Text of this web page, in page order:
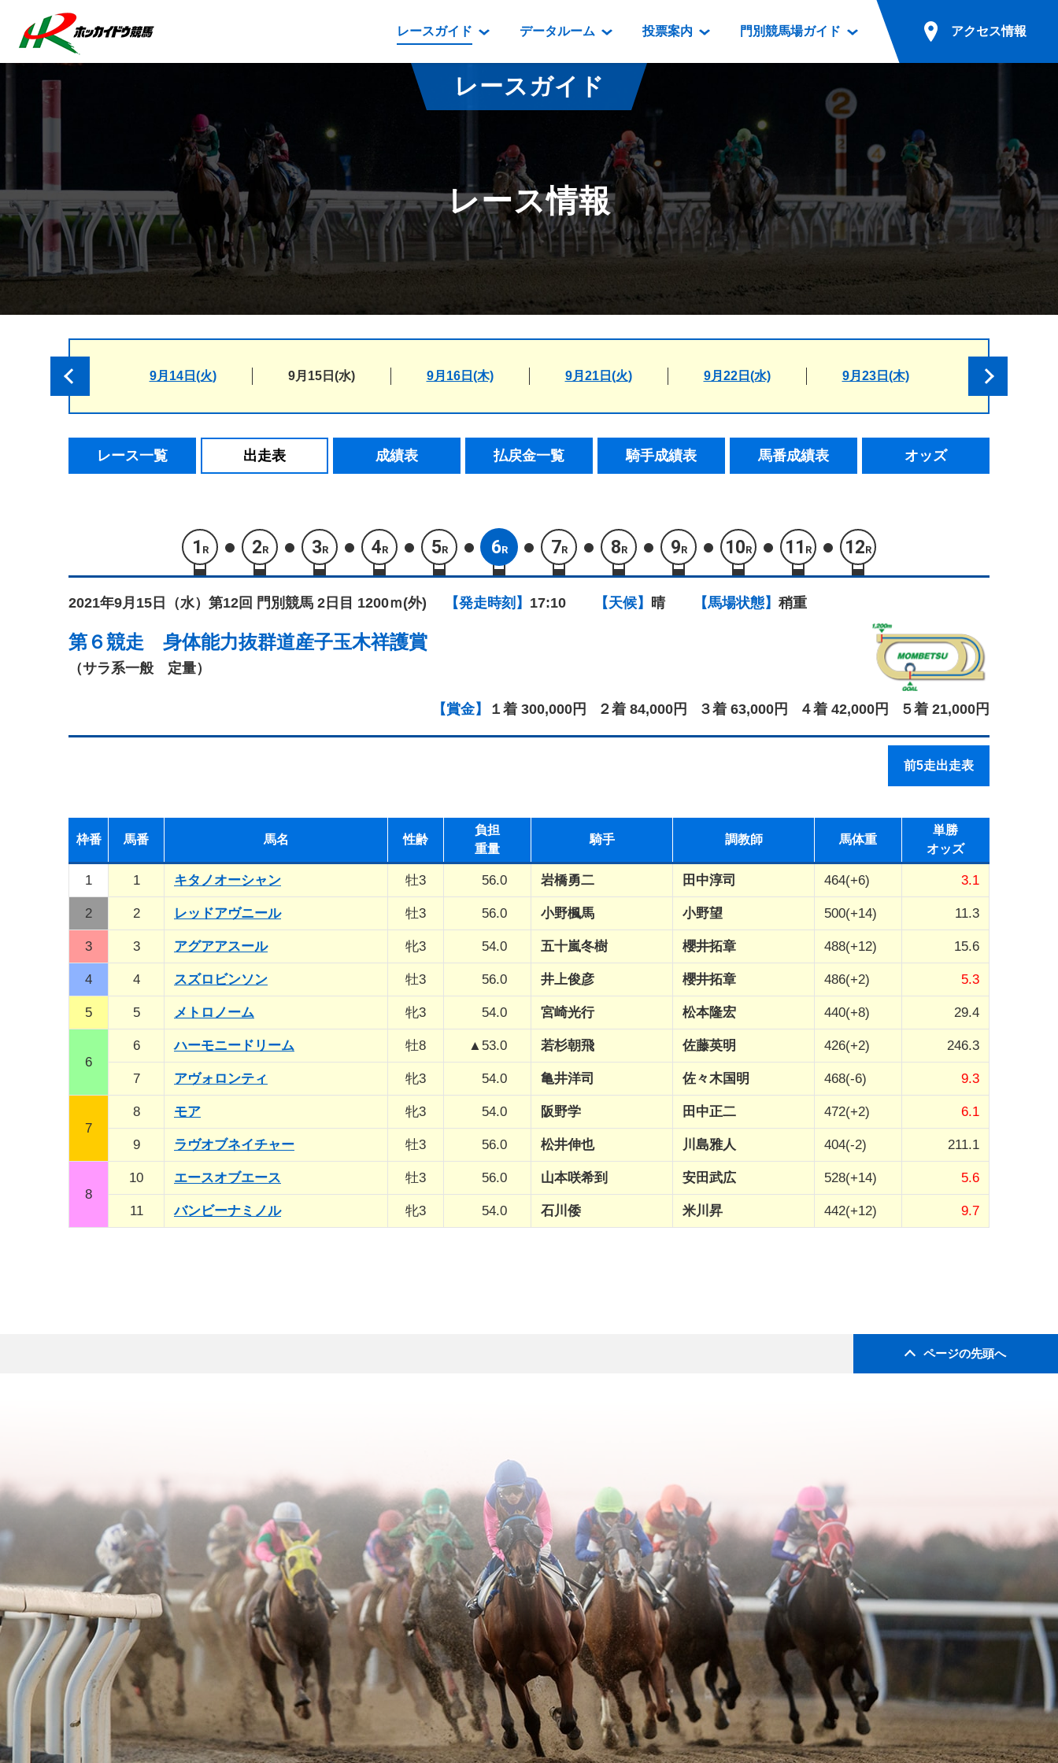
レースガイド
レース情報
払戻金一覧
騎手成績表
馬番成績表
オッズ
番組・級別表ダウンロード
開催カレンダー
重賞競走体系図
スタリオンシリーズ競走
道内の発売情報(PDF)
データルーム
データルーム
騎手・調教師紹介
坂路調教映像
遠征馬情報
番組編成要領
映像コンテンツ
重賞競走VTR
重賞競走参考VTR
レースダイジェスト
新馬ダイジェスト
投票案内
電話・インターネット投票
場外発売所
実況・テレホンサービス
発売・払戻
門別競馬場ガイド
門別競馬場情報
門別競馬場グルメ
とねっこジンギスカン
いずみ食堂
ルンビニフードカフェ
勝馬屋
アクセス情報
無料送迎バスでのご来場
公共の交通機関でのご来場
レースガイド
レース情報
9月14日(火) 9月15日(水) 9月16日(木) 9月21日(火) 9月22日(水) 9月23日(木)
レース一覧 出走表 成績表 払戻金一覧 騎手成績表 馬番成績表 オッズ
1 R 2R 3R 4R 5R 6R 7R 8R 9R 10R 11 R 12R
2021年9月15日（水） 第12回 門別競馬 2日目 1200ｍ(外) 【発走時刻】 17:10 【天候】 晴 【馬場状態】 稍重
第６競走 身体能力抜群道産子玉木祥護賞
（サラ系一般 定量）
【賞金】 １着 300,000円 ２着 84,000円 ３着 63,000円 ４着 42,000円 ５着 21,000円
前5走出走表
枠番 馬番 馬名 性齢
負担
重量
騎手 調教師 馬体重
単勝
オッズ
1 1 キタノオーシャン 牡3 56.0 岩橋勇二 田中淳司 464(+6) 3.1
2 2 レッドアヴニール 牡3 56.0 小野楓馬 小野望 500(+14) 11.3
3 3 アグアアスール 牝3 54.0 五十嵐冬樹 櫻井拓章 488(+12) 15.6
4 4 スズロビンソン 牡3 56.0 井上俊彦 櫻井拓章 486(+2) 5.3
5 5 メトロノーム 牝3 54.0 宮崎光行 松本隆宏 440(+8) 29.4
6
6 ハーモニードリーム 牡8 ▲53.0 若杉朝飛 佐藤英明 426(+2) 246.3
7 アヴォロンティ 牝3 54.0 亀井洋司 佐々木国明 468(-6) 9.3
7
8 モア 牝3 54.0 阪野学 田中正二 472(+2) 6.1
9 ラヴオブネイチャー 牡3 56.0 松井伸也 川島雅人 404(-2) 211.1
8
10 エースオブエース 牡3 56.0 山本咲希到 安田武広 528(+14) 5.6
11 バンビーナミノル 牝3 54.0 石川倭 米川昇 442(+12) 9.7
ページの先頭へ